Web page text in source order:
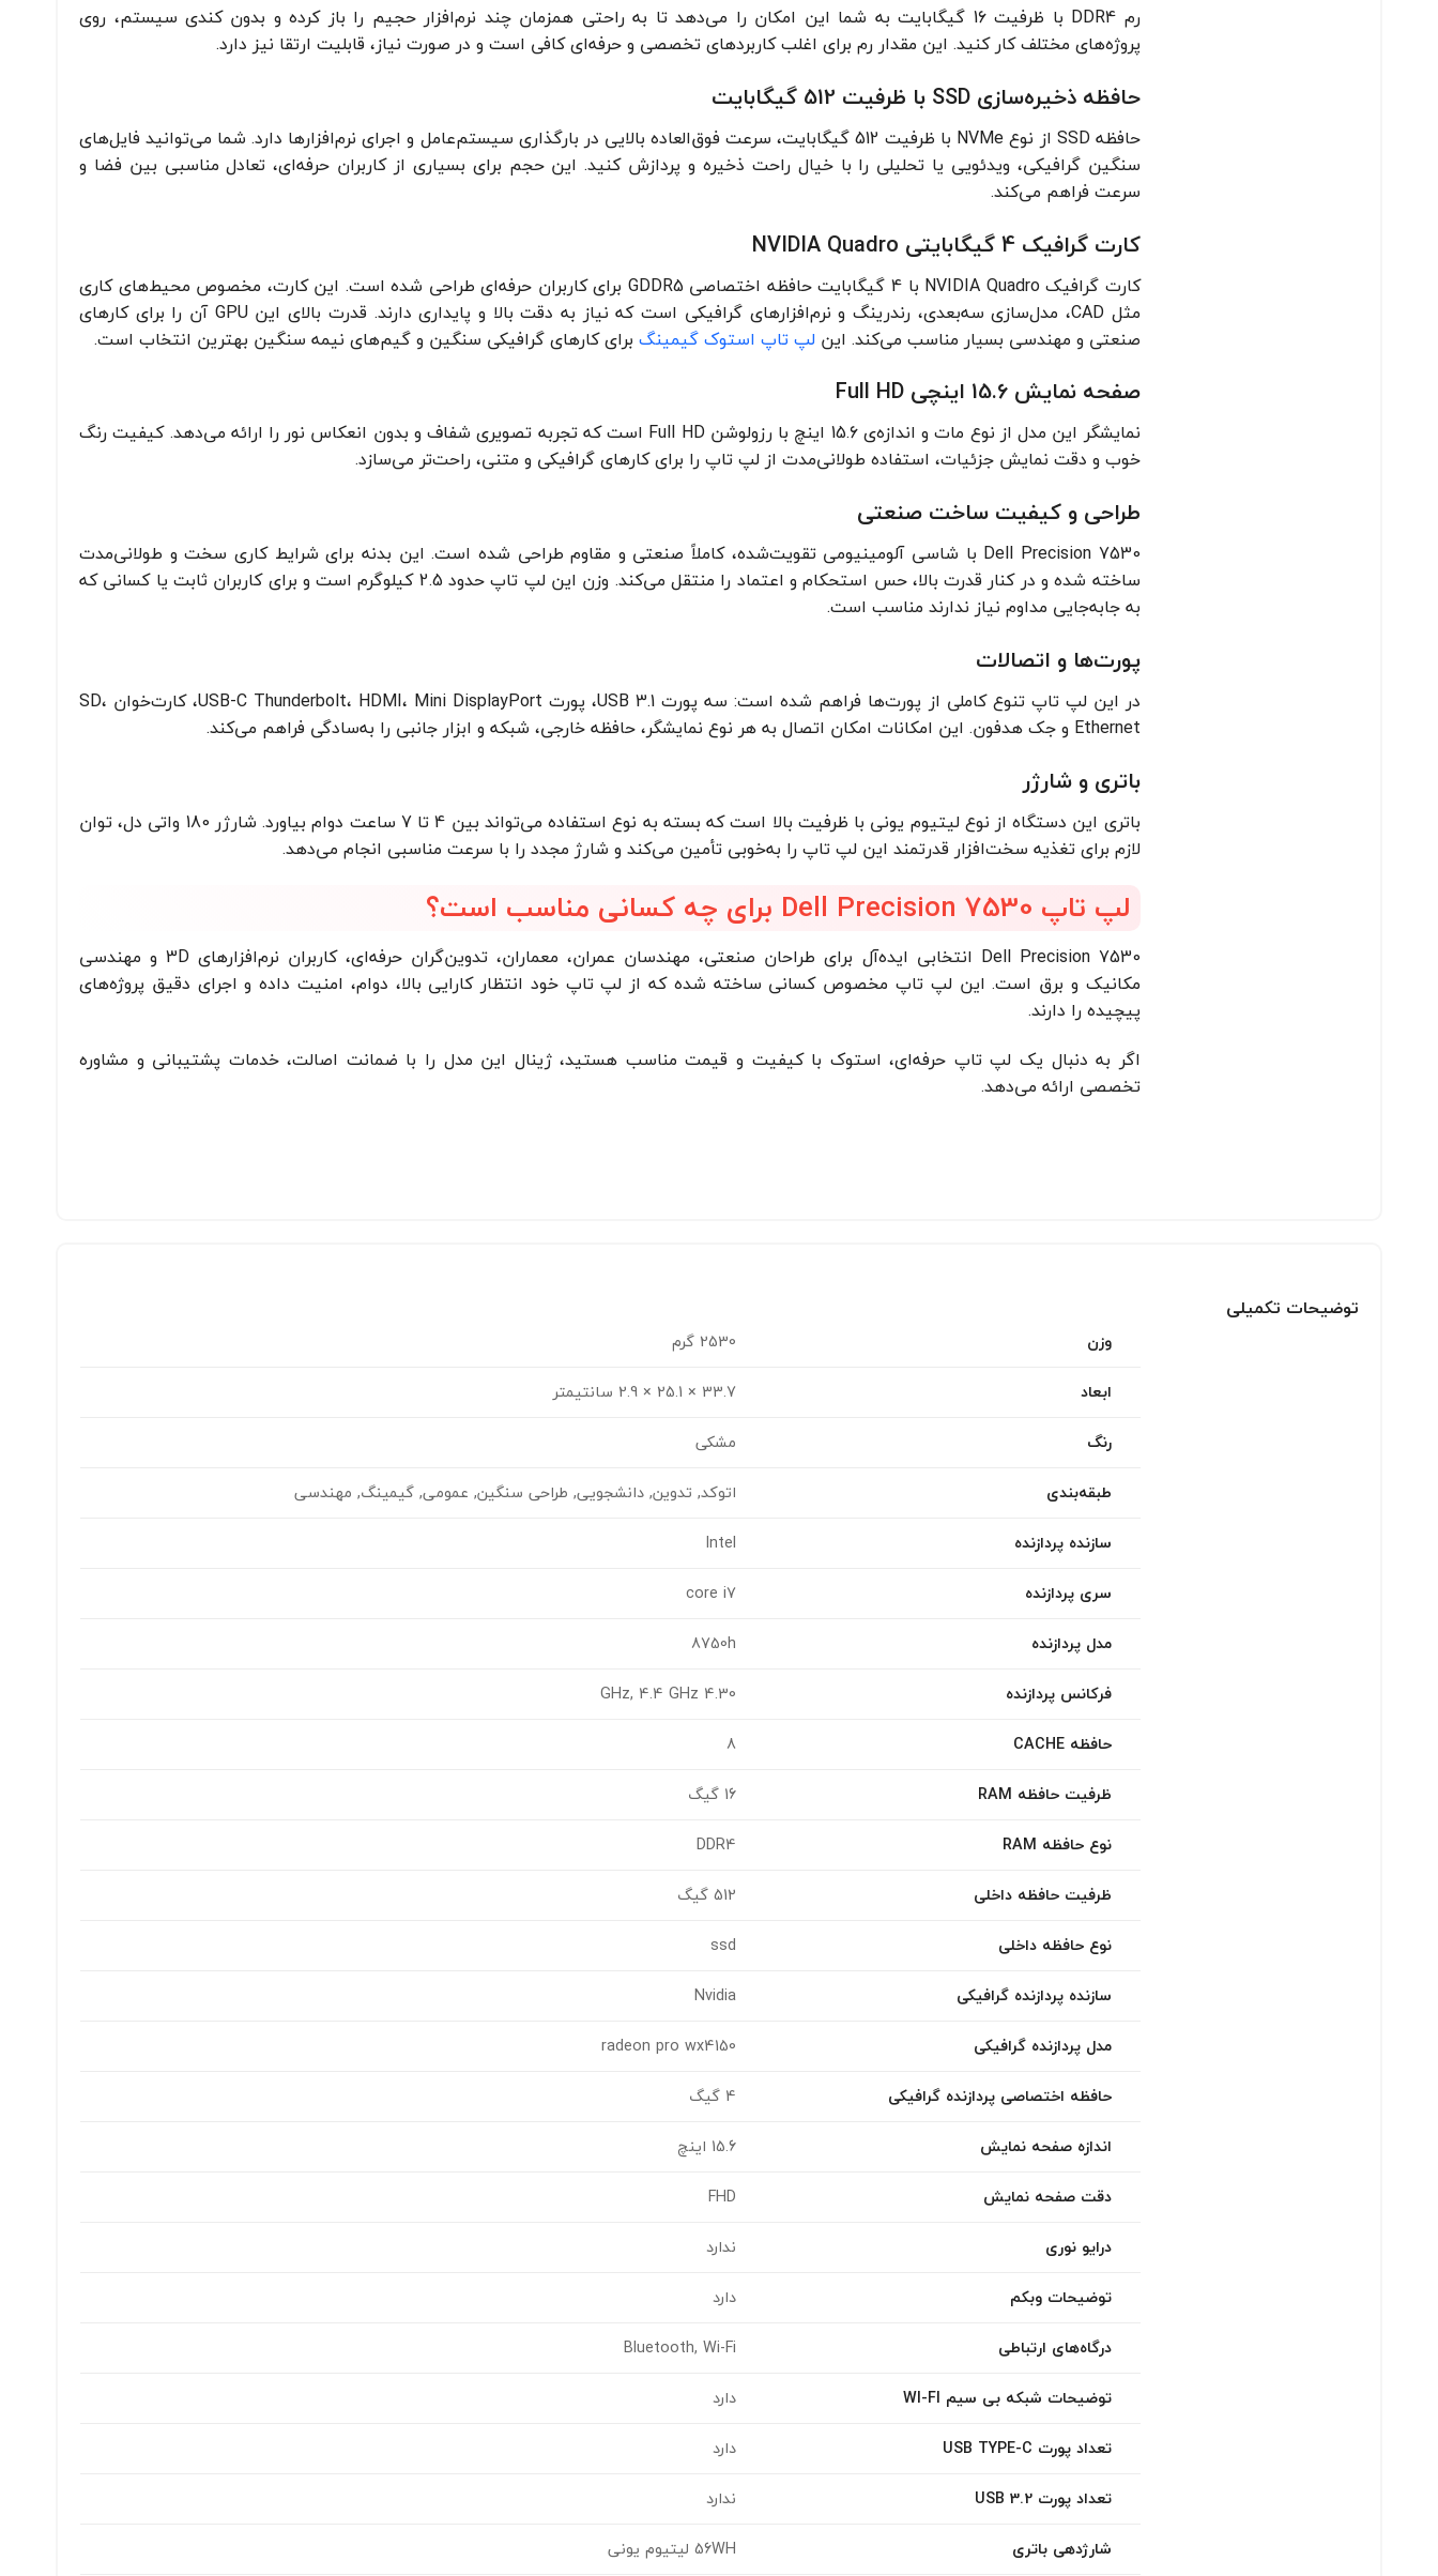
رم DDR4 با ظرفیت 16 گیگابایت به شما این امکان را می‌دهد تا به راحتی همزمان چند نرم‌افزار حجیم را باز کرده و بدون کندی سیستم، روی
پروژه‌های مختلف کار کنید. این مقدار رم برای اغلب کاربردهای تخصصی و حرفه‌ای کافی است و در صورت نیاز، قابلیت ارتقا نیز دارد.
حافظه ذخیره‌سازی SSD با ظرفیت 512 گیگابایت
حافظه SSD از نوع NVMe با ظرفیت 512 گیگابایت، سرعت فوق‌العاده بالایی در بارگذاری سیستم‌عامل و اجرای نرم‌افزارها دارد. شما می‌توانید فایل‌های
سنگین گرافیکی، ویدئویی یا تحلیلی را با خیال راحت ذخیره و پردازش کنید. این حجم برای بسیاری از کاربران حرفه‌ای، تعادل مناسبی بین فضا و
سرعت فراهم می‌کند.
کارت گرافیک 4 گیگابایتی NVIDIA Quadro
کارت گرافیک NVIDIA Quadro با 4 گیگابایت حافظه اختصاصی GDDR5 برای کاربران حرفه‌ای طراحی شده است. این کارت، مخصوص محیط‌های کاری
مثل CAD، مدل‌سازی سه‌بعدی، رندرینگ و نرم‌افزارهای گرافیکی است که نیاز به دقت بالا و پایداری دارند. قدرت بالای این GPU آن را برای کارهای
صنعتی و مهندسی بسیار مناسب می‌کند. این لپ تاپ استوک گیمینگ برای کارهای گرافیکی سنگین و گیم‌های نیمه سنگین بهترین انتخاب است.
صفحه نمایش 15.6 اینچی Full HD
نمایشگر این مدل از نوع مات و اندازه‌ی 15.6 اینچ با رزولوشن Full HD است که تجربه تصویری شفاف و بدون انعکاس نور را ارائه می‌دهد. کیفیت رنگ
خوب و دقت نمایش جزئیات، استفاده طولانی‌مدت از لپ تاپ را برای کارهای گرافیکی و متنی، راحت‌تر می‌سازد.
طراحی و کیفیت ساخت صنعتی
Dell Precision 7530 با شاسی آلومینیومی تقویت‌شده، کاملاً صنعتی و مقاوم طراحی شده است. این بدنه برای شرایط کاری سخت و طولانی‌مدت
ساخته شده و در کنار قدرت بالا، حس استحکام و اعتماد را منتقل می‌کند. وزن این لپ تاپ حدود 2.5 کیلوگرم است و برای کاربران ثابت یا کسانی که
به جابه‌جایی مداوم نیاز ندارند مناسب است.
پورت‌ها و اتصالات
در این لپ تاپ تنوع کاملی از پورت‌ها فراهم شده است: سه پورت USB 3.1، پورت USB-C Thunderbolt، HDMI، Mini DisplayPort، کارت‌خوان SD،
Ethernet و جک هدفون. این امکانات امکان اتصال به هر نوع نمایشگر، حافظه خارجی، شبکه و ابزار جانبی را به‌سادگی فراهم می‌کند.
باتری و شارژر
باتری این دستگاه از نوع لیتیوم یونی با ظرفیت بالا است که بسته به نوع استفاده می‌تواند بین 4 تا 7 ساعت دوام بیاورد. شارژر 180 واتی دل، توان
لازم برای تغذیه سخت‌افزار قدرتمند این لپ تاپ را به‌خوبی تأمین می‌کند و شارژ مجدد را با سرعت مناسبی انجام می‌دهد.
لپ تاپ Dell Precision 7530 برای چه کسانی مناسب است؟
Dell Precision 7530 انتخابی ایده‌آل برای طراحان صنعتی، مهندسان عمران، معماران، تدوین‌گران حرفه‌ای، کاربران نرم‌افزارهای 3D و مهندسی
مکانیک و برق است. این لپ تاپ مخصوص کسانی ساخته شده که از لپ تاپ خود انتظار کارایی بالا، دوام، امنیت داده و اجرای دقیق پروژه‌های
پیچیده را دارند.
اگر به دنبال یک لپ تاپ حرفه‌ای، استوک با کیفیت و قیمت مناسب هستید، ژینال این مدل را با ضمانت اصالت، خدمات پشتیبانی و مشاوره
تخصصی ارائه می‌دهد.
توضیحات تکمیلی
وزن
2530 گرم
ابعاد
33.7 × 25.1 × 2.9 سانتیمتر
رنگ
مشکی
طبقه‌بندی
اتوکد, تدوین, دانشجویی, طراحی سنگین, عمومی, گیمینگ, مهندسی
سازنده پردازنده
Intel
سری پردازنده
core i7
مدل پردازنده
8750h
فرکانس پردازنده
4.30 GHz, 4.4 GHz
حافظه CACHE
8
ظرفیت حافظه RAM
16 گیگ
نوع حافظه RAM
DDR4
ظرفیت حافظه داخلی
512 گیگ
نوع حافظه داخلی
ssd
سازنده پردازنده گرافیکی
Nvidia
مدل پردازنده گرافیکی
radeon pro wx4150
حافظه اختصاصی پردازنده گرافیکی
4 گیگ
اندازه صفحه نمایش
15.6 اینچ
دقت صفحه نمایش
FHD
درایو نوری
ندارد
توضیحات وبکم
دارد
درگاه‌های ارتباطی
Bluetooth, Wi-Fi
توضیحات شبکه بی سیم WI-FI
دارد
تعداد پورت USB TYPE-C
دارد
تعداد پورت USB 3.2
ندارد
شارژدهی باتری
56WH لیتیوم یونی